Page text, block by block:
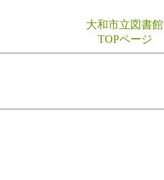
大和市立図書館
TOPページ